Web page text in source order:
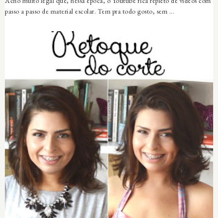
passo a passo de material escolar. Tem pra todo gosto, sem ...